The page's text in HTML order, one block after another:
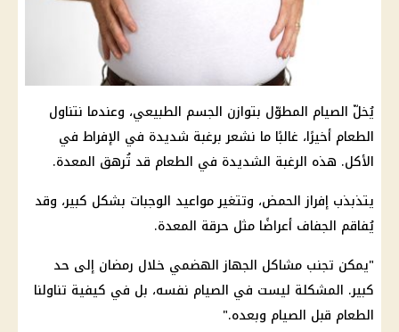
يُخلّ الصيام المطوّل بتوازن الجسم الطبيعي، وعندما نتناول
الطعام أخيرًا، غالبًا ما نشعر برغبة شديدة في الإفراط في
الأكل. هذه الرغبة الشديدة في الطعام قد تُرهق المعدة.
يتذبذب إفراز الحمض، وتتغير مواعيد الوجبات بشكل كبير، وقد
يُفاقم الجفاف أعراضًا مثل حرقة المعدة.
"يمكن تجنب مشاكل الجهاز الهضمي خلال رمضان إلى حد
كبير. المشكلة ليست في الصيام نفسه، بل في كيفية تناولنا
الطعام قبل الصيام وبعده."